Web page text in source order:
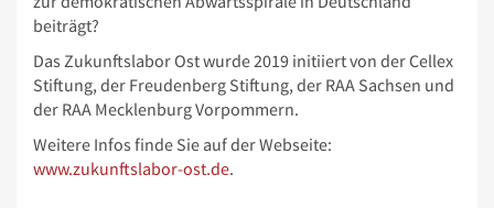
beiträgt?
Das Zukunftslabor Ost wurde 2019 initiiert von der Cellex
Stiftung, der Freudenberg Stiftung, der RAA Sachsen und
der RAA Mecklenburg Vorpommern.
Weitere Infos finde Sie auf der Webseite:
www.zukunftslabor-ost.de.